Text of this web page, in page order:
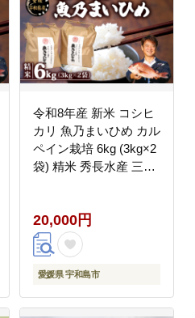
令和8年産 新米 コシヒ
カリ 魚乃まいひめ カル
ペイン栽培 6kg (3kg×2
袋) 精米 秀長水産 三間
コメ kome 小分け お弁
当 弁当 ツヤツヤ 美味
しい 産地直送 数量限定
国産 愛媛 宇和島 G020-
20,000円
愛媛県 宇和島市